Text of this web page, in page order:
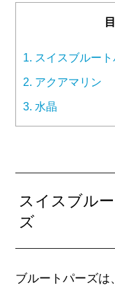
1. スイスブルー
2. アクアマリン
3. 水晶
スイスブル
ズ
ブルートパーズは